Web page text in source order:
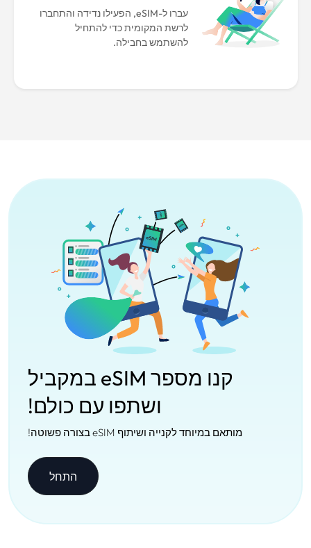
עברו ל-eSIM, הפעילו נדידה והתחברו
לרשת המקומית כדי להתחיל
להשתמש בחבילה.
קנו מספר eSIM במקביל
ושתפו עם כולם!
מותאם במיוחד לקנייה ושיתוף eSIM בצורה פשוטה!
התחל